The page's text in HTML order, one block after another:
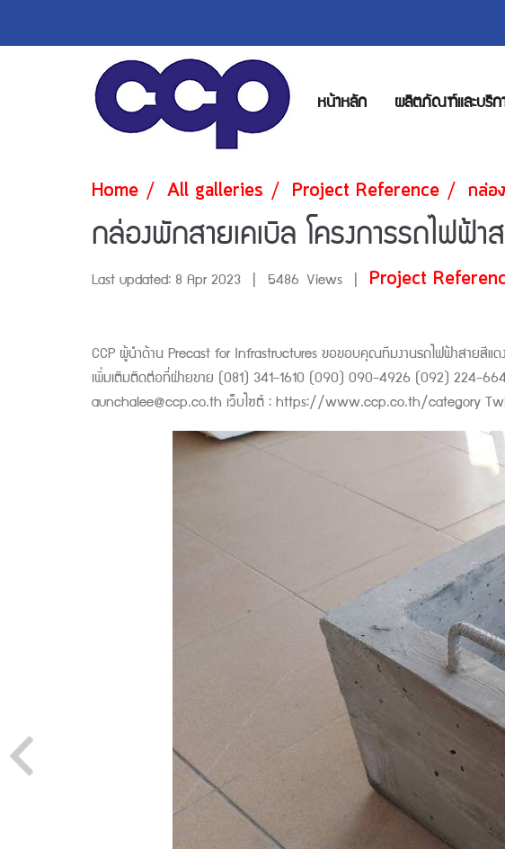
หน้าหลัก ผลิตภัณฑ์และบริก
Home All galleries Project Reference
กล่อ
กล่องพักสายเคเบิล โครงการรถไฟฟ้า
Last updated: 8 Apr 2023 5486 Views Project
CCP ผู้นำด้าน Precast for Infrastructures ขอขอบคุณทีมงานรถไฟฟ้าสายสีแดง
เพิ่มเติมติดต่อที่ฝ่ายขาย (081) 341-1610 (090) 090-4926 (092) 224-
aunchalee@ccp.co.th เว็บไซต์ : https://www.ccp.co.th/category